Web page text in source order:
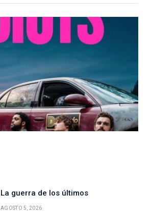
La guerra de los últimos
AGOSTO 5, 2026